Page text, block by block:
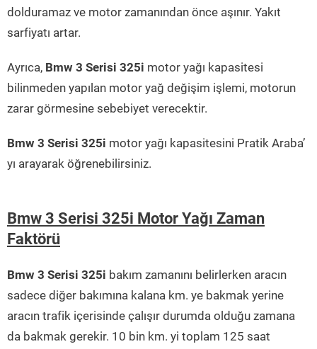
dolduramaz ve motor zamanından önce aşınır. Yakıt
sarfiyatı artar.
Ayrıca, Bmw 3 Serisi 325i motor yağı kapasitesi
bilinmeden yapılan motor yağ değişim işlemi, motorun
zarar görmesine sebebiyet verecektir.
Bmw 3 Serisi 325i motor yağı kapasitesini Pratik Araba’
yı arayarak öğrenebilirsiniz.
Bmw 3 Serisi 325i Motor Yağı Zaman
Faktörü
Bmw 3 Serisi 325i bakım zamanını belirlerken aracın
sadece diğer bakımına kalana km. ye bakmak yerine
aracın trafik içerisinde çalışır durumda olduğu zamana
da bakmak gerekir. 10 bin km. yi toplam 125 saat